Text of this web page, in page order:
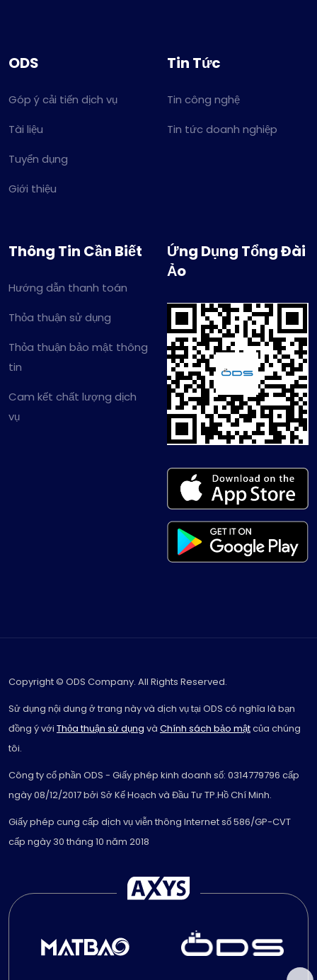
ODS
Góp ý cải tiến dịch vụ
Tài liệu
Tuyển dụng
Giới thiệu
Tin Tức
Tin công nghệ
Tin tức doanh nghiệp
Thông Tin Cần Biết
Hướng dẫn thanh toán
Thỏa thuận sử dụng
Thỏa thuận bảo mật thông
tin
Cam kết chất lượng dịch
vụ
Ứng Dụng Tổng Đài
Ảo
Copyright © ODS Company. All Rights Reserved.
Sử dụng nội dung ở trang này và dịch vụ tại ODS có nghĩa là bạn
đồng ý với Thỏa thuận sử dụng và Chính sách bảo mậtcủa chúng
tôi.
Công ty cổ phần ODS - Giấy phép kinh doanh số: 0314779796 cấp
ngày 08/12/2017 bởi Sở Kế Hoạch và Đầu Tư TP.Hồ Chí Minh.
Giấy phép cung cấp dịch vụ viễn thông Internet số 586/GP-CVT
cấp ngày 30 tháng 10 năm 2018